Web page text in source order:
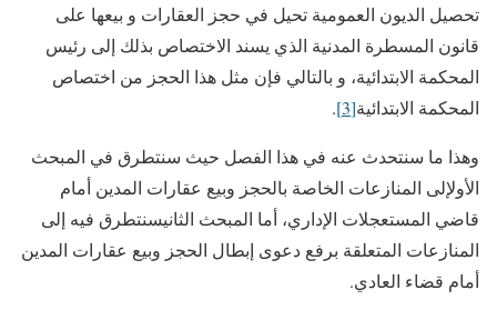
تحصيل الديون العمومية تحيل في حجز العقارات و بيعها على
قانون المسطرة المدنية الذي يسند الاختصاص بذلك إلى رئيس
المحكمة الابتدائية، و بالتالي فإن مثل هذا الحجز من اختصاص
المحكمة الابتدائية[3]
.
وهذا ما سنتحدث عنه في هذا الفصل حيث سنتطرق في المبحث
الأولإلى المنازعات الخاصة بالحجز وبيع عقارات المدين أمام
قاضي المستعجلات الإداري، أما المبحث الثانيسنتطرق فيه إلى
المنازعات المتعلقة برفع دعوى إبطال الحجز وبيع عقارات المدين
أمام قضاء العادي.